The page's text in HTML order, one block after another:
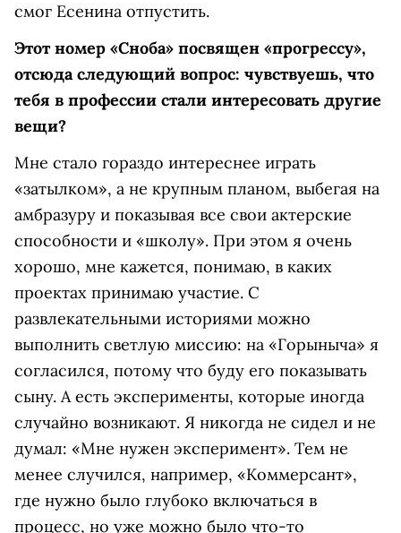
смог Есенина отпустить.
Этот номер «Сноба» посвящен «прогрессу»,
отсюда следующий вопрос: чувствуешь, что
тебя в профессии стали интересовать другие
вещи?
Мне стало гораздо интереснее играть
«затылком», а не крупным планом, выбегая на
амбразуру и показывая все свои актерские
способности и «школу». При этом я очень
хорошо, мне кажется, понимаю, в каких
проектах принимаю участие. С
развлекательными историями можно
выполнить светлую миссию: на «Горыныча» я
согласился, потому что буду его показывать
сыну. А есть эксперименты, которые иногда
случайно возникают. Я никогда не сидел и не
думал: «Мне нужен эксперимент». Тем не
менее случился, например, «Коммерсант»,
где нужно было глубоко включаться в
процесс, но уже можно было что-то